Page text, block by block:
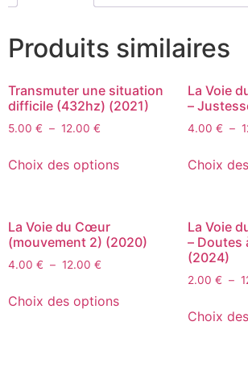
Produits similaires
Transmuter une situation
difficile (432hz) (2021)
5.00 € – 12.00 €
Choix des options
La Voie
–
4.00 € –
Choix
La Voie du Cœur
(mouvement 2) (2020)
4.00 € – 12.00 €
Choix des options
La Voie
– Doutes
(2024)
2.00 € –
Choix